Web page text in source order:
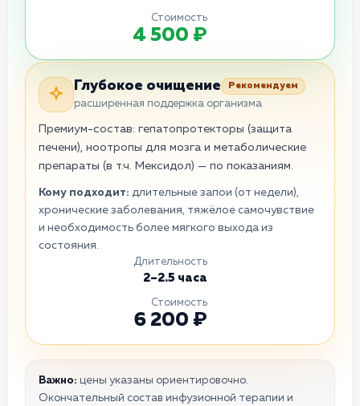
Стоимость
4 500 ₽
Глубокое очищение Рекомендуем
расширенная поддержка организма
Премиум-состав: гепатопротекторы (защита
печени), ноотропы для мозга и метаболические
препараты (в т.ч. Мексидол) — по показаниям.
Кому подходит: длительные запои (от недели),
хронические заболевания, тяжёлое самочувствие
и необходимость более мягкого выхода из
состояния.
Длительность
2–2.5 часа
Стоимость
6 200 ₽
Важно: цены указаны ориентировочно.
Окончательный состав инфузионной терапии и